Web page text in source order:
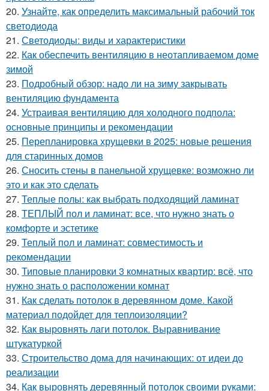
20. Узнайте, как определить максимальный рабочий ток
светодиода
21. Светодиоды: виды и характеристики
22. Как обеспечить вентиляцию в неотапливаемом доме
зимой
23. Подробный обзор: надо ли на зиму закрывать
вентиляцию фундамента
24. Устраивая вентиляцию для холодного подпола:
основные принципы и рекомендации
25. Перепланировка хрущевки в 2025: новые решения
для старинных домов
26. Сносить стены в панельной хрущевке: возможно ли
это и как это сделать
27. Теплые полы: как выбрать подходящий ламинат
28. ТЕПЛЫЙ пол и ламинат: все, что нужно знать о
комфорте и эстетике
29. Теплый пол и ламинат: совместимость и
рекомендации
30. Типовые планировки 3 комнатных квартир: всё, что
нужно знать о расположении комнат
31. Как сделать потолок в деревянном доме. Какой
материал подойдет для теплоизоляции?
32. Как выровнять лаги потолок. Выравнивание
штукатуркой
33. Строительство дома для начинающих: от идеи до
реализации
34. Как выровнять деревянный потолок своими руками: